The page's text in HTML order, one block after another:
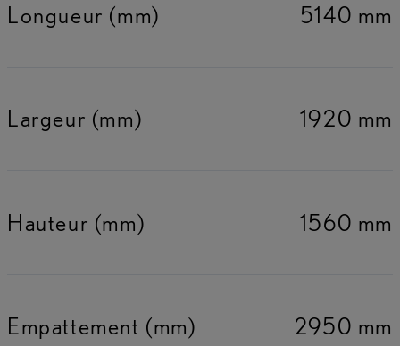
Longueur (mm) 5140 mm
Largeur (mm) 1920 mm
Hauteur (mm) 1560 mm
Empattement (mm) 2950 mm